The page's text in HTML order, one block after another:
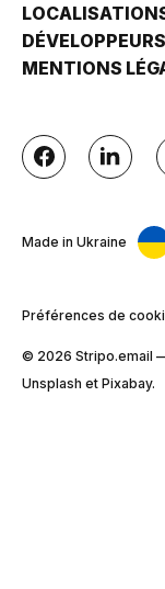
DÉVELOPPEURS
MENTIONS
Made in Ukraine
Préférences de
© 2026 Stripо.email
Unsplash et Pixabay.